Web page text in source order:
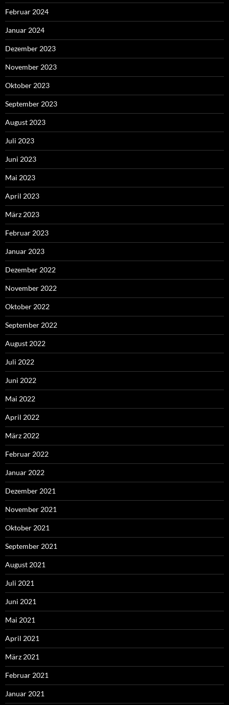
Februar 2024
Januar 2024
Dezember 2023
November 2023
Oktober 2023
September 2023
August 2023
Juli 2023
Juni 2023
Mai 2023
April 2023
März 2023
Februar 2023
Januar 2023
Dezember 2022
November 2022
Oktober 2022
September 2022
August 2022
Juli 2022
Juni 2022
Mai 2022
April 2022
März 2022
Februar 2022
Januar 2022
Dezember 2021
November 2021
Oktober 2021
September 2021
August 2021
Juli 2021
Juni 2021
Mai 2021
April 2021
März 2021
Februar 2021
Januar 2021